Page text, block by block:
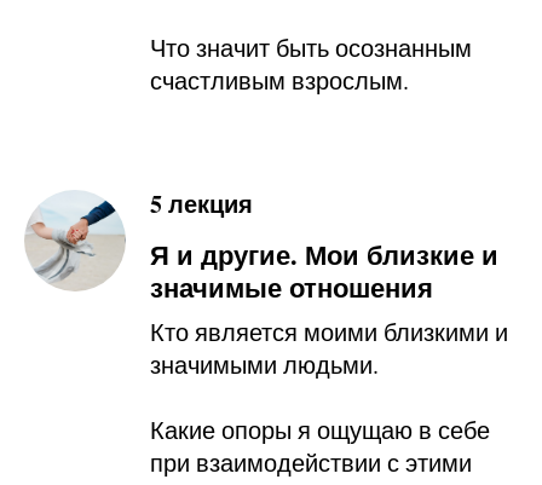
Что значит быть осознанным
счастливым взрослым.
5 лекция
Я и другие. Мои близкие и
значимые отношения
Кто является моими близкими и
значимыми людьми.
Какие опоры я ощущаю в себе
при взаимодействии с этими